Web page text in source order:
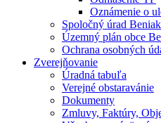
Oznámenie o
Spoločný úrad
Územný plán obce
Ochrana osobných
Zverejňovanie
Úradná tabuľa
Verejné obstaravánie
Dokumenty
Zmluvy, Faktúry,